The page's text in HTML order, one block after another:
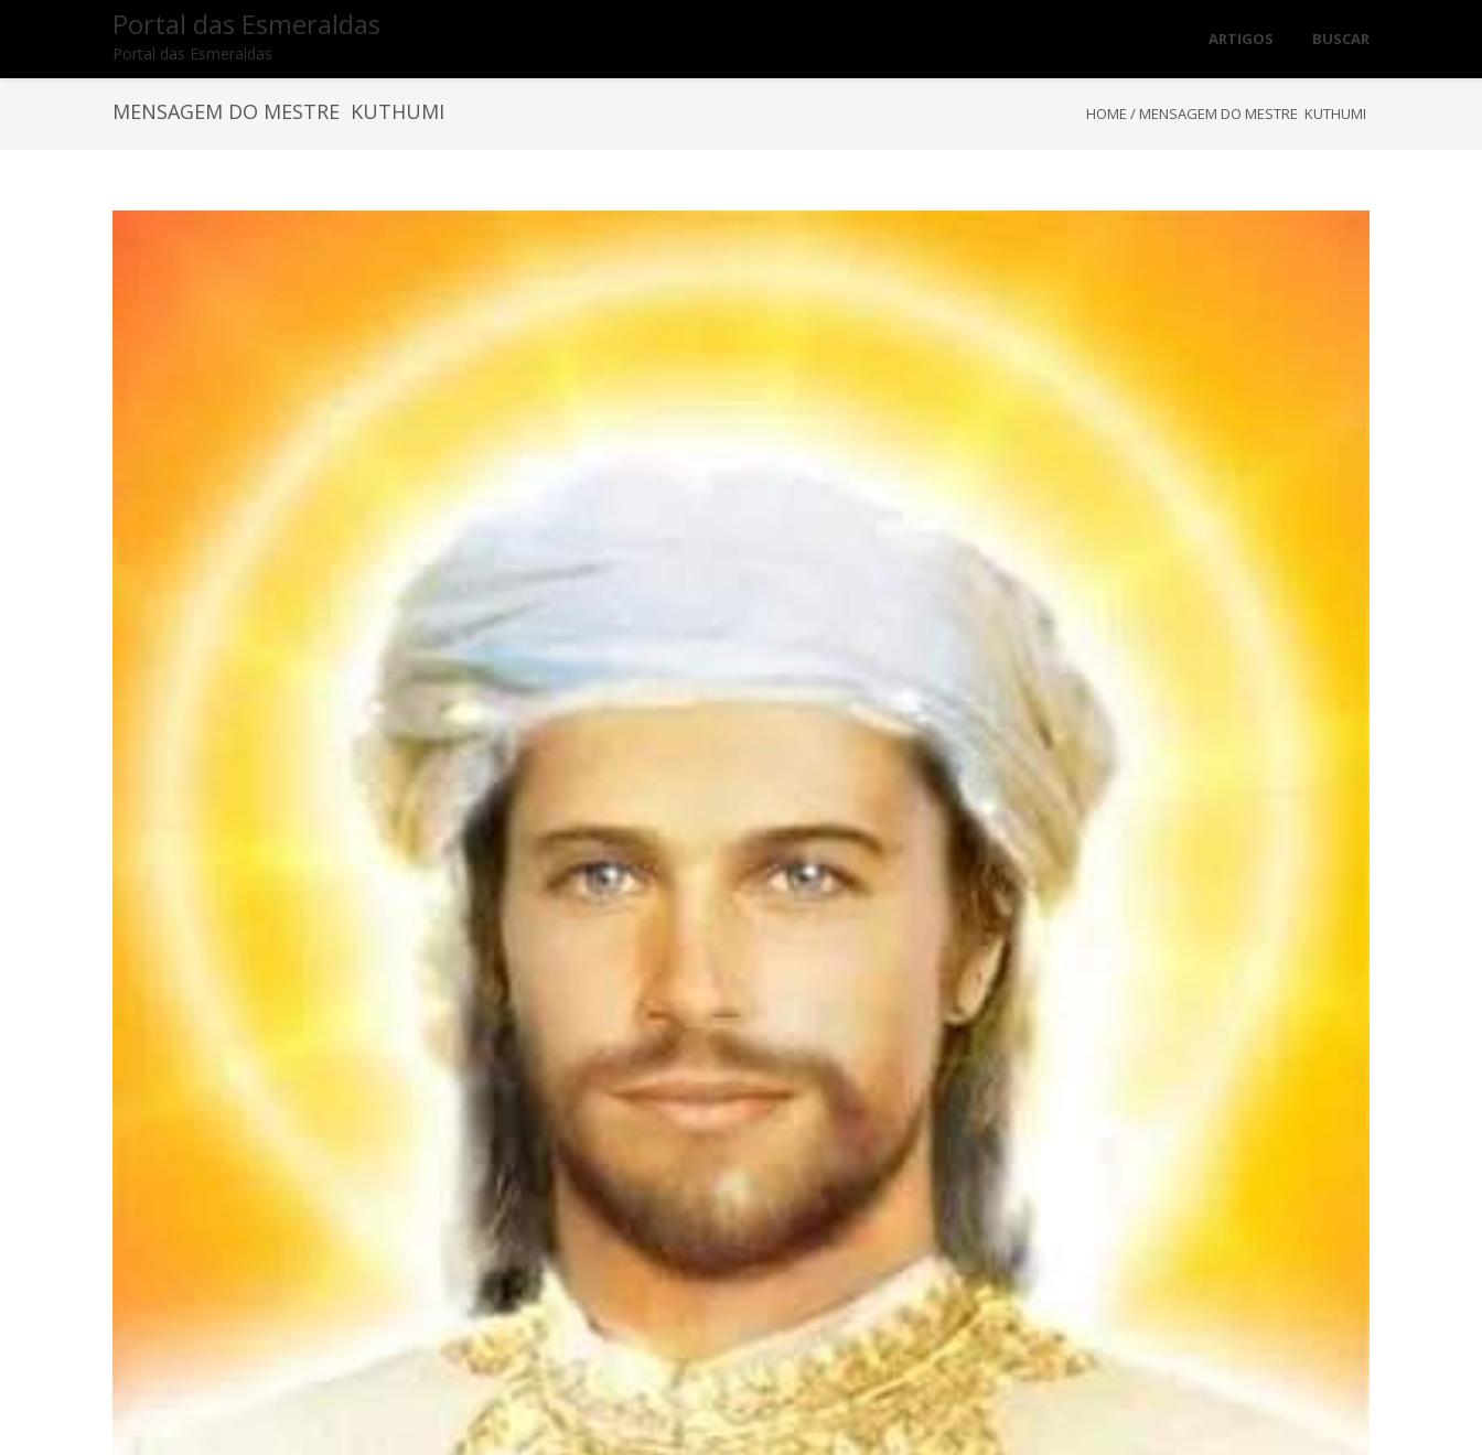
Portal das Esmeraldas
Portal das Esmeraldas
ARTIGOS BUSCAR
MENSAGEM DO MESTRE KUTHUMI HOME / MENSAGEM DO MESTRE KUTHUMI